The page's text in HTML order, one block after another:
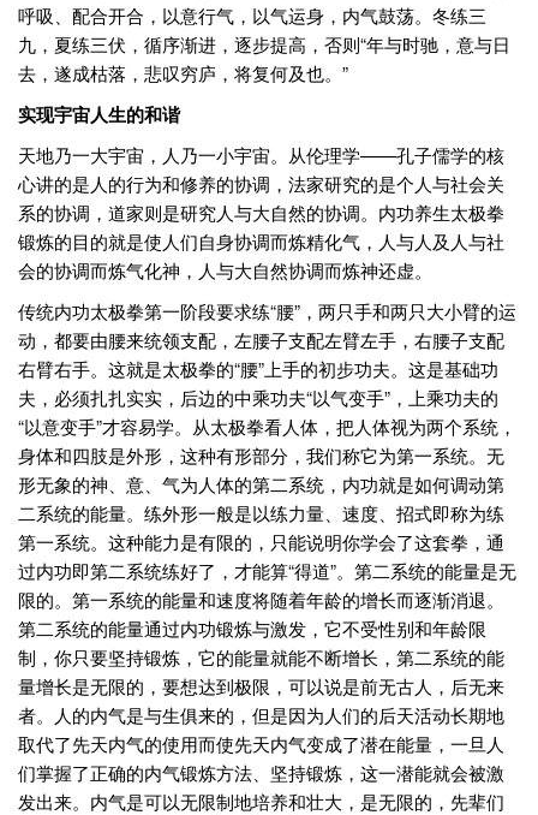
呼吸、配合开合，以意行气，以气运身，内气鼓荡。冬练三
九，夏练三伏，循序渐进，逐步提高，否则“年与时驰，意与日
去，遂成枯落，悲叹穷庐，将复何及也。”
实现宇宙人生的和谐
天地乃一大宇宙，人乃一小宇宙。从伦理学——孔子儒学的核
心讲的是人的行为和修养的协调，法家研究的是个人与社会关
系的协调，道家则是研究人与大自然的协调。内功养生太极拳
锻炼的目的就是使人们自身协调而炼精化气，人与人及人与社
会的协调而炼气化神，人与大自然协调而炼神还虚。
传统内功太极拳第一阶段要求练“腰”，两只手和两只大小臂的运
动，都要由腰来统领支配，左腰子支配左臂左手，右腰子支配
右臂右手。这就是太极拳的“腰”上手的初步功夫。这是基础功
夫，必须扎扎实实，后边的中乘功夫“以气变手”，上乘功夫的
“以意变手”才容易学。从太极拳看人体，把人体视为两个系统，
身体和四肢是外形，这种有形部分，我们称它为第一系统。无
形无象的神、意、气为人体的第二系统，内功就是如何调动第
二系统的能量。练外形一般是以练力量、速度、招式即称为练
第一系统。这种能力是有限的，只能说明你学会了这套拳，通
过内功即第二系统练好了，才能算“得道”。第二系统的能量是无
限的。第一系统的能量和速度将随着年龄的增长而逐渐消退。
第二系统的能量通过内功锻炼与激发，它不受性别和年龄限
制，你只要坚持锻炼，它的能量就能不断增长，第二系统的能
量增长是无限的，要想达到极限，可以说是前无古人，后无来
者。人的内气是与生俱来的，但是因为人们的后天活动长期地
取代了先天内气的使用而使先天内气变成了潜在能量，一旦人
们掌握了正确的内气锻炼方法、坚持锻炼，这一潜能就会被激
发出来。内气是可以无限制地培养和壮大，是无限的，先辈们